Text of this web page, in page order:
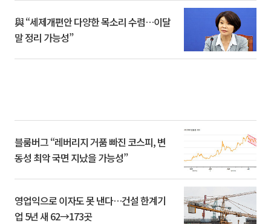
與 “세제개편안 다양한 목소리 수렴…이달
말 정리 가능성”
블룸버그 “레버리지 거품 빠진 코스피, 변
동성 최악 국면 지났을 가능성”
영업익으로 이자도 못 낸다…건설 한계기
업 5년 새 62→173곳